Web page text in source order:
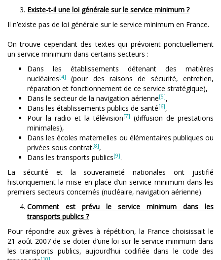
Existe-t-il une loi générale sur le service minimum ?
Il n’existe pas de loi générale sur le service minimum en France.
On trouve cependant des textes qui prévoient ponctuellement
un service minimum dans certains secteurs :
Dans les établissements détenant des matières
nucléaires[4]
(pour des raisons de sécurité, entretien,
réparation et fonctionnement de ce service stratégique),
Dans le secteur de la navigation aérienne[5],
Dans les établissements publics de santé[6],
Pour la radio et la télévision[7] (diffusion de prestations
minimales),
Dans les écoles maternelles ou élémentaires publiques ou
privées sous contrat[8],
Dans les transports publics[9].
La sécurité et la souveraineté nationales ont justifié
historiquement la mise en place d’un service minimum dans les
premiers secteurs concernés (nucléaire, navigation aérienne).
Comment est prévu le service minimum dans les
transports publics ?
Pour répondre aux grèves à répétition, la France choisissait le
21 août 2007 de se doter d’une loi sur le service minimum dans
les transports publics, aujourd’hui codifiée dans le code des